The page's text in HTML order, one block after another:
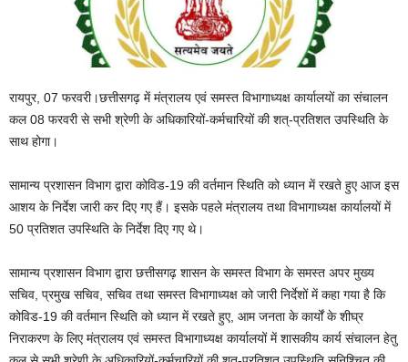
रायपुर, 07 फरवरी।छत्तीसगढ़ में मंत्रालय एवं समस्त विभागाध्यक्ष कार्यालयों का संचालन
कल 08 फरवरी से सभी श्रेणी के अधिकारियों-कर्मचारियों की शत्-प्रतिशत उपस्थिति के
साथ होगा।
सामान्य प्रशासन विभाग द्वारा कोविड-19 की वर्तमान स्थिति को ध्यान में रखते हुए आज इस
आशय के निर्देश जारी कर दिए गए हैं। इसके पहले मंत्रालय तथा विभागाध्यक्ष कार्यालयों में
50 प्रतिशत उपस्थिति के निर्देश दिए गए थे।
सामान्य प्रशासन विभाग द्वारा छत्तीसगढ़ शासन के समस्त विभाग के समस्त अपर मुख्य
सचिव, प्रमुख सचिव, सचिव तथा समस्त विभागाध्यक्ष को जारी निर्देशों में कहा गया है कि
कोविड-19 की वर्तमान स्थिति को ध्यान में रखते हुए, आम जनता के कार्यों के शीघ्र
निराकरण के लिए मंत्रालय एवं समस्त विभागाध्यक्ष कार्यालयों में शासकीय कार्य संचालन हेतु